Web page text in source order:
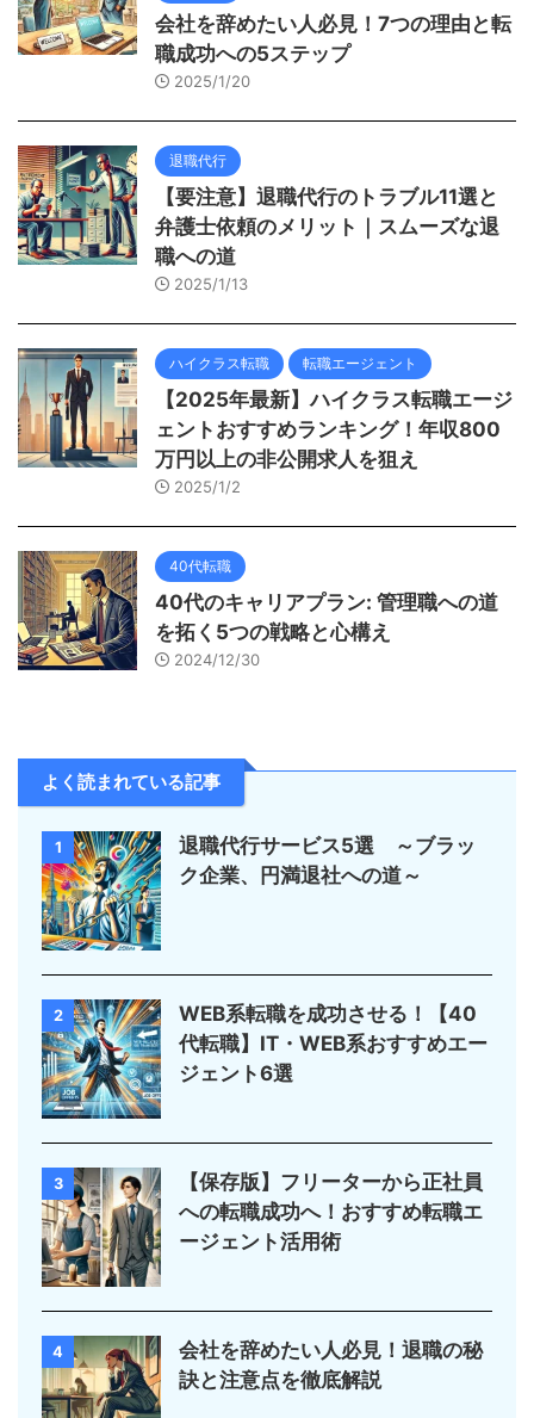
会社を辞めたい人必見！7つの理由と転
職成功への5ステップ
2025/1/20
退職代行
【要注意】退職代行のトラブル11選と
弁護士依頼のメリット｜スムーズな退
職への道
2025/1/13
ハイクラス転職 転職エージェント
【2025年最新】ハイクラス転職エージ
ェントおすすめランキング！年収800
万円以上の非公開求人を狙え
2025/1/2
40代転職
40代のキャリアプラン: 管理職への道
を拓く5つの戦略と心構え
2024/12/30
よく読まれている記事
1
退職代行サービス5選 ～ブラッ
ク企業、円満退社への道～
2
WEB系転職を成功させる！【40
代転職】IT・WEB系おすすめエー
ジェント6選
3
【保存版】フリーターから正社員
への転職成功へ！おすすめ転職エ
ージェント活用術
4
会社を辞めたい人必見！退職の秘
訣と注意点を徹底解説